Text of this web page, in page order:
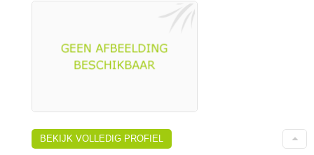
BEKIJK VOLLEDIG PROFIEL